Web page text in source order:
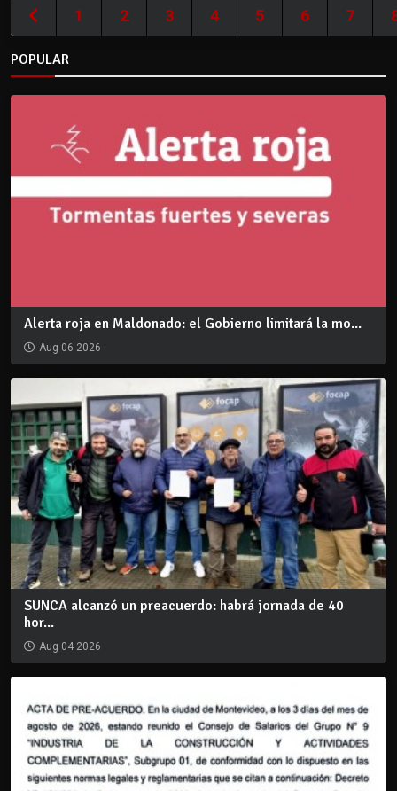
1 2 3 4 5 6 7
POPULAR
Alerta roja en Maldonado: el Gobierno limitará la mo...
Aug 06 2026
SUNCA alcanzó un preacuerdo: habrá jornada de 40
hor...
Aug 04 2026